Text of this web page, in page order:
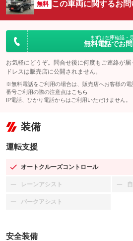
無料 この車両に関するお
まずは在庫確認・
無料電話でお
お気軽にどうぞ。問合せ後に何度もご連絡が
ドレスは販売店に公開されません。
※無料電話をご利用の場合は、販売店へお客様の
番号ご利用の際の注意点は こちら
IP電話、ひかり電話からはご利用いただけません。
装備
運転支援
オートクルーズコントロール
：装備あり
レーンアシスト
：装備なし
パークアシスト
：装備なし
安全装備